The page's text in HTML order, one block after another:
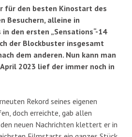
für den besten Kinostart des
Besuchern, alleine in
den ersten „Sensations“-14
der Blockbuster insgesamt
dem anderen. Nun kann man
2023 lief der immer noch in
Rekord seines eigenen
doch erreichte, gab allen
neuen Nachrichten klettert er in